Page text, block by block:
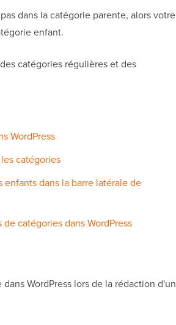
dans la catégorie parente, alors votre
enfant.
catégories régulières et des
WordPress
catégories
dans la barre latérale de
catégories dans WordPress
WordPress lors de la rédaction d'un